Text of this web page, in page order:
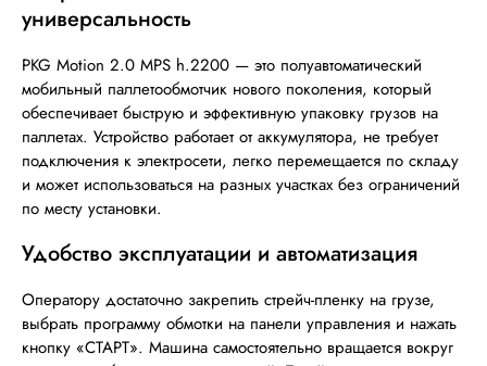
универсальность
PKG Motion 2.0 MPS h.2200 — это полуавтоматический
мобильный паллетообмотчик нового поколения, который
обеспечивает быструю и эффективную упаковку грузов на
паллетах. Устройство работает от аккумулятора, не требует
подключения к электросети, легко перемещается по складу
и может использоваться на разных участках без ограничений
по месту установки.
Удобство эксплуатации и автоматизация
Оператору достаточно закрепить стрейч-пленку на грузе,
выбрать программу обмотки на панели управления и нажать
кнопку «СТАРТ». Машина самостоятельно вращается вокруг